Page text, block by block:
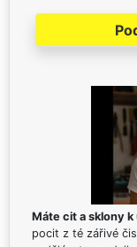
Máte cit a sklony k
pocit z té zářivé